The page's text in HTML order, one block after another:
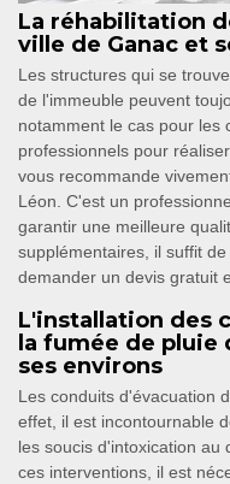
La réhabilitation
ville de Ganac et
Les structures qui se
de l'immeuble peuvent
notamment le cas pour les
professionnels pour
vous recommande
Léon. C'est un
garantir une meilleure
supplémentaires, il suffit
demander un devis gratuit
L'installation des
la fumée de pluie
ses environs
Les conduits d'évacuation
effet, il est incontournable
les soucis d'intoxication au
ces interventions, il est